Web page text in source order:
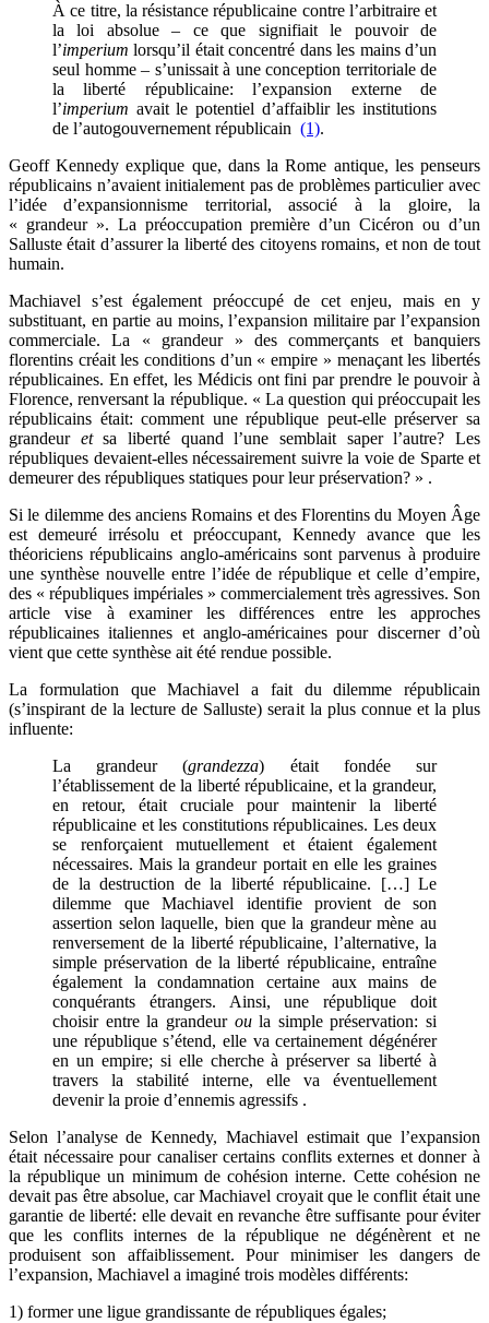
À ce titre, la résistance républicaine contre l’arbitraire et
la loi absolue – ce que signifiait le pouvoir de
l’imperium lorsqu’il était concentré dans les mains d’un
seul homme – s’unissait à une conception territoriale de
la liberté républicaine: l’expansion externe de
l’imperium avait le potentiel d’affaiblir les institutions
de l’autogouvernement républicain (1).
Geoff Kennedy explique que, dans la Rome antique, les penseurs
républicains n’avaient initialement pas de problèmes particulier avec
l’idée d’expansionnisme territorial, associé à la gloire, la
« grandeur ». La préoccupation première d’un Cicéron ou d’un
Salluste était d’assurer la liberté des citoyens romains, et non de tout
humain.
Machiavel s’est également préoccupé de cet enjeu, mais en y
substituant, en partie au moins, l’expansion militaire par l’expansion
commerciale. La « grandeur » des commerçants et banquiers
florentins créait les conditions d’un « empire » menaçant les libertés
républicaines. En effet, les Médicis ont fini par prendre le pouvoir à
Florence, renversant la république. « La question qui préoccupait les
républicains était: comment une république peut-elle préserver sa
grandeur etsa liberté quand l’une semblait saper l’autre? Les
républiques devaient-elles nécessairement suivre la voie de Sparte et
demeurer des républiques statiques pour leur préservation? » .
Si le dilemme des anciens Romains et des Florentins du Moyen Âge
est demeuré irrésolu et préoccupant, Kennedy avance que les
théoriciens républicains anglo-américains sont parvenus à produire
une synthèse nouvelle entre l’idée de république et celle d’empire,
des « républiques impériales » commercialement très agressives. Son
article vise à examiner les différences entre les approches
républicaines italiennes et anglo-américaines pour discerner d’où
vient que cette synthèse ait été rendue possible.
La formulation que Machiavel a fait du dilemme républicain
(s’inspirant de la lecture de Salluste) serait la plus connue et la plus
influente:
La grandeur (grandezza) était fondée sur
l’établissement de la liberté républicaine, et la grandeur,
en retour, était cruciale pour maintenir la liberté
républicaine et les constitutions républicaines. Les deux
se renforçaient mutuellement et étaient également
nécessaires. Mais la grandeur portait en elle les graines
de la destruction de la liberté républicaine. […] Le
dilemme que Machiavel identifie provient de son
assertion selon laquelle, bien que la grandeur mène au
renversement de la liberté républicaine, l’alternative, la
simple préservation de la liberté républicaine, entraîne
également la condamnation certaine aux mains de
conquérants étrangers. Ainsi, une république doit
choisir entre la grandeur oula simple préservation: si
une république s’étend, elle va certainement dégénérer
en un empire; si elle cherche à préserver sa liberté à
travers la stabilité interne, elle va éventuellement
devenir la proie d’ennemis agressifs .
Selon l’analyse de Kennedy, Machiavel estimait que l’expansion
était nécessaire pour canaliser certains conflits externes et donner à
la république un minimum de cohésion interne. Cette cohésion ne
devait pas être absolue, car Machiavel croyait que le conflit était une
garantie de liberté: elle devait en revanche être suffisante pour éviter
que les conflits internes de la république ne dégénèrent et ne
produisent son affaiblissement. Pour minimiser les dangers de
l’expansion, Machiavel a imaginé trois modèles différents:
1) former une ligue grandissante de républiques égales;